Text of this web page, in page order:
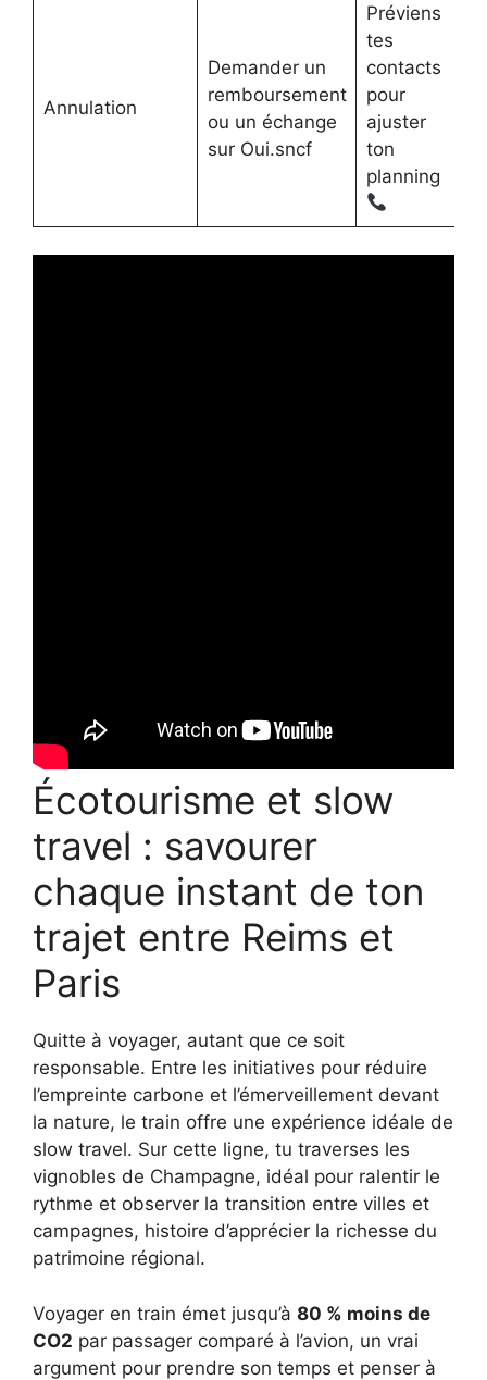
Annulation
Demander un
remboursement
ou un échange
sur Oui.sncf
Préviens
tes
contacts
pour
ajuster
ton
planning
Écotourisme et slow
travel : savourer
chaque instant de ton
trajet entre Reims et
Paris
Quitte à voyager, autant que ce soit
responsable. Entre les initiatives pour réduire
l’empreinte carbone et l’émerveillement devant
la nature, le train offre une expérience idéale de
slow travel. Sur cette ligne, tu traverses les
vignobles de Champagne, idéal pour ralentir le
rythme et observer la transition entre villes et
campagnes, histoire d’apprécier la richesse du
patrimoine régional.
Voyager en train émet jusqu’à 80 % moins de
CO2 par passager comparé à l’avion, un vrai
argument pour prendre son temps et penser à